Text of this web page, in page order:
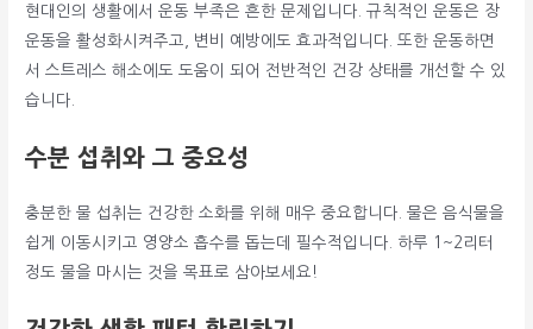
현대인의 생활에서 운동 부족은 흔한 문제입니다. 규칙적인 운동은 장
운동을 활성화시켜주고, 변비 예방에도 효과적입니다. 또한 운동하면
서 스트레스 해소에도 도움이 되어 전반적인 건강 상태를 개선할 수 있
습니다.
수분 섭취와 그 중요성
충분한 물 섭취는 건강한 소화를 위해 매우 중요합니다. 물은 음식물을
쉽게 이동시키고 영양소 흡수를 돕는데 필수적입니다. 하루 1~2리터
정도 물을 마시는 것을 목표로 삼아보세요!